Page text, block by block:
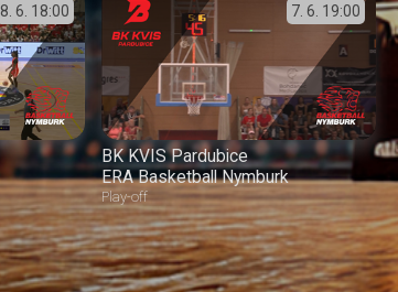
8. 6. 18:00 7. 6. 19:00
BK KVIS Pardubice
ERA Basketball Nymburk
Play-off